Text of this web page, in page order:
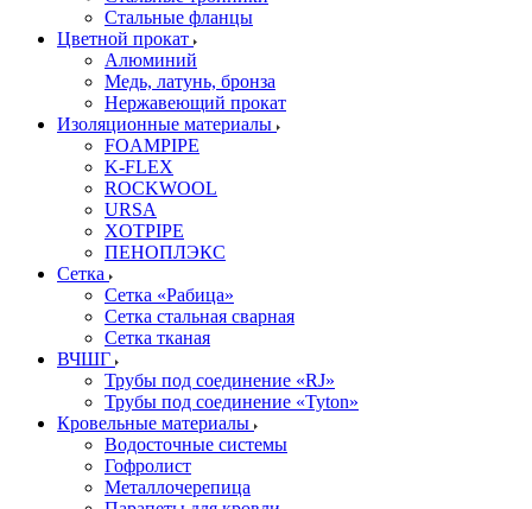
Стальные фланцы
Цветной прокат
Алюминий
Медь, латунь, бронза
Нержавеющий прокат
Изоляционные материалы
FOAMPIPE
K-FLEX
ROCKWOOL
URSA
XOTPIPE
ПЕНОПЛЭКС
Сетка
Сетка «Рабица»
Сетка стальная сварная
Сетка тканая
ВЧШГ
Трубы под соединение «RJ»
Трубы под соединение «Tyton»
Кровельные материалы
Водосточные системы
Гофролист
Металлочерепица